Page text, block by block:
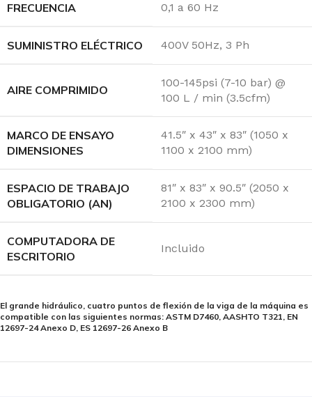
FRECUENCIA 0,1 a 60 Hz
SUMINISTRO ELÉCTRICO 400V 50Hz, 3 Ph
AIRE COMPRIMIDO
100-145psi (7-10 bar) @
100 L / min (3.5cfm)
MARCO DE ENSAYO
DIMENSIONES
41.5″ x 43″ x 83″ (1050 x
1100 x 2100 mm)
ESPACIO DE TRABAJO
OBLIGATORIO (AN)
81″ x 83″ x 90.5″ (2050 x
2100 x 2300 mm)
COMPUTADORA DE
ESCRITORIO
Incluido
El grande hidráulico, cuatro puntos de flexión de la viga de la máquina es
compatible con las siguientes normas: ASTM D7460, AASHTO T321, EN
12697-24 Anexo D, ES 12697-26 Anexo B